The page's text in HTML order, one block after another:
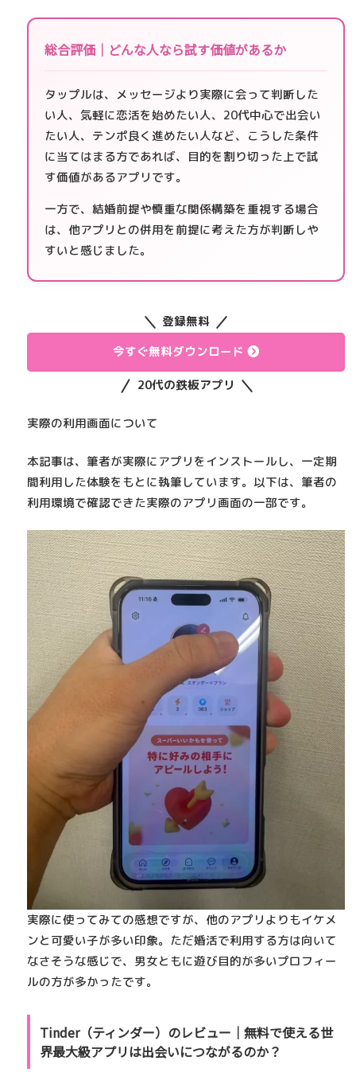
総合評価｜どんな人なら試す価値があるか
タップルは、メッセージより実際に会って判断した
い人、気軽に恋活を始めたい人、20代中心で出会い
たい人、テンポ良く進めたい人など、こうした条件
に当てはまる方であれば、目的を割り切った上で試
す価値があるアプリです。
一方で、結婚前提や慎重な関係構築を重視する場合
は、他アプリとの併用を前提に考えた方が判断しや
すいと感じました。
登録無料
今すぐ無料ダウンロード
20代の鉄板アプリ
実際の利用画面について
本記事は、筆者が実際にアプリをインストールし、一定期
間利用した体験をもとに執筆しています。以下は、筆者の
利用環境で確認できた実際のアプリ画面の一部です。
実際に使ってみての感想ですが、他のアプリよりもイケメ
ンと可愛い子が多い印象。ただ婚活で利用する方は向いて
なさそうな感じで、男女ともに遊び目的が多いプロフィー
ルの方が多かったです。
Tinder（ティンダー）のレビュー｜無料で使える世
界最大級アプリは出会いにつながるのか？